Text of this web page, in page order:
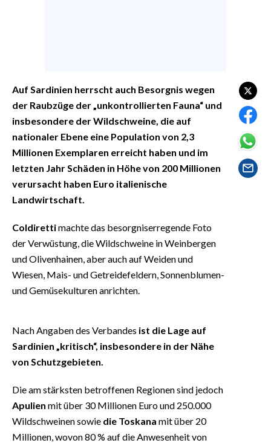
VIDEO
INFO AZIENDE
ABBONATI
SPIAGGE
STORE
Auf Sardinien herrscht auch Besorgnis wegen
der Raubzüge der „unkontrollierten Fauna“ und
insbesondere der Wildschweine, die auf
nationaler Ebene eine Population von 2,3
Millionen Exemplaren erreicht haben und im
letzten Jahr Schäden in Höhe von 200 Millionen
verursacht haben Euro italienische
Landwirtschaft.
Coldirettimachte das besorgniserregende Foto
der Verwüstung, die Wildschweine in Weinbergen
und Olivenhainen, aber auch auf Weiden und
Wiesen, Mais- und Getreidefeldern, Sonnenblumen-
und Gemüsekulturen anrichten.
Nach Angaben des Verbandes ist die Lage auf
Sardinien „kritisch“, insbesondere in der Nähe
von Schutzgebieten.
Die am stärksten betroffenen Regionen sind jedoch
Apulien mit über 30 Millionen Euro und 250.000
Wildschweinen sowie die Toskana mit über 20
Millionen, wovon 80 % auf die Anwesenheit von